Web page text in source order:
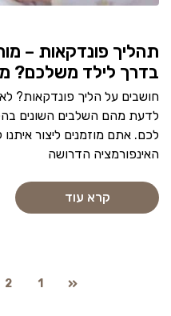
תהליך פונדקאות –
בדרך לילד משלכם?
חושבים על הליך פונדקאות?
לדעת מהם השלבים השונים
לכם. אתם מוזמנים ליצור
האינפורמציה הדרושה
קרא עוד
1
2